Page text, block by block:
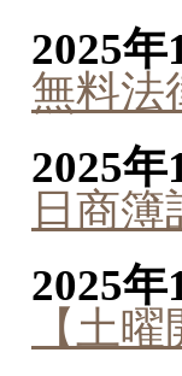
2025年
無料法
2025年
日商
2025年
【土